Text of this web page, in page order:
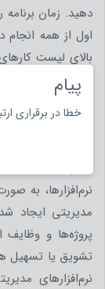
دهید. زمان برنامه
اول از همه انجام
بالای لیست
کنید. سپس، سایر
نرم افزار
اگر درگیر یک
مدیریتی به شما
نرم‌افزارها، به
مدیریتی ایجاد
پروژه‌ها و وظایف
تشویق یا تسهیل
نرم‌افزارهای
پیام
خطا در برقراری